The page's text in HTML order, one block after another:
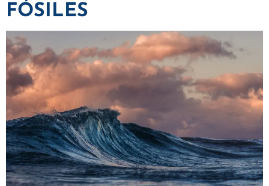
FÓSILES